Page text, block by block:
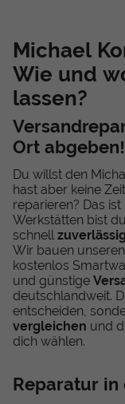
Michael
Wie und
lassen?
Ort abgeben!
Du willst den
hast aber keine
reparieren? Das
Werkstätten bist
schnell
Wir bauen
kostenlos
und günstige
deutschlandweit.
entscheiden,
vergleichen und
dich wählen.
Reparatur in